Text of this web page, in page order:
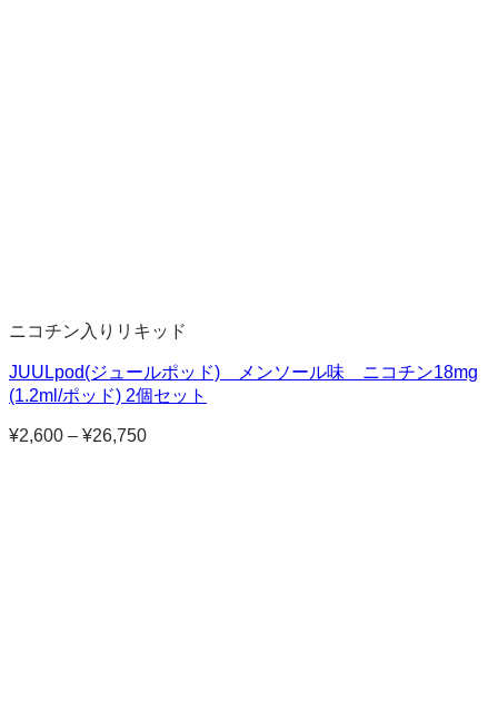
ニコチン入りリキッド
JUULpod(ジュールポッド) メンソール味 ニコチン18mg
(1.2ml/ポッド) 2個セット
¥2,600 – ¥26,750価